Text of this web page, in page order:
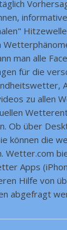
man alle
für die
zu allen
Ob über
können die
Wetter.com
Apps
Hilfe von
abgefragt